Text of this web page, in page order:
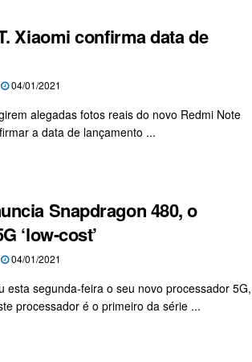
Xiaomi confirma data de
04/01/2021
alegadas fotos reais do novo Redmi Note
a data de lançamento ...
Snapdragon 480, o
‘low-cost’
04/01/2021
esta segunda-feira o seu novo processador 5G,
processador é o primeiro da série ...